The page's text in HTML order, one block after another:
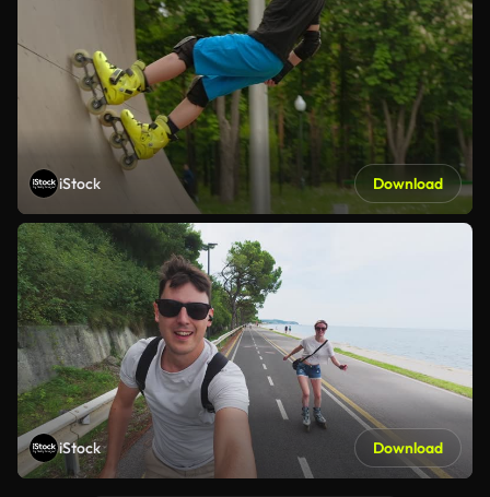
iStock Download
iStock Download